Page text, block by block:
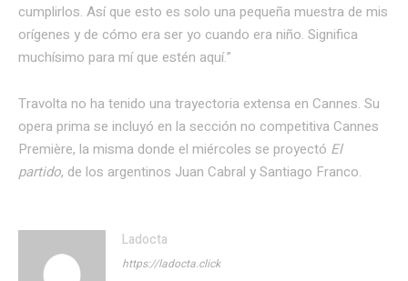
cumplirlos. Así que esto es solo una pequeña muestra de mis
orígenes y de cómo era ser yo cuando era niño. Significa
muchísimo para mí que estén aquí.”
Travolta no ha tenido una trayectoria extensa en Cannes. Su
opera prima se incluyó en la sección no competitiva Cannes
Première, la misma donde el miércoles se proyectó El
partido, de los argentinos Juan Cabral y Santiago Franco.
Ladocta
https://ladocta.click